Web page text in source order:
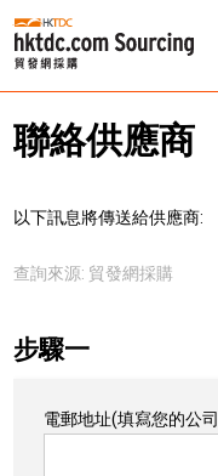
聯絡供應商
以下訊息將傳送給供應商:
查詢來源: 貿發網採購
步驟一
電郵地址(填寫您的公